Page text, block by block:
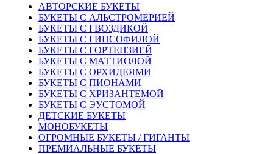
АВТОРСКИЕ БУКЕТЫ
БУКЕТЫ С АЛЬСТРОМЕРИЕЙ
БУКЕТЫ С ГВОЗДИКОЙ
БУКЕТЫ С ГИПСОФИЛОЙ
БУКЕТЫ С ГОРТЕНЗИЕЙ
БУКЕТЫ С МАТТИОЛОЙ
БУКЕТЫ С ОРХИДЕЯМИ
БУКЕТЫ С ПИОНАМИ
БУКЕТЫ С ХРИЗАНТЕМОЙ
БУКЕТЫ С ЭУСТОМОЙ
ДЕТСКИЕ БУКЕТЫ
МОНОБУКЕТЫ
ОГРОМНЫЕ БУКЕТЫ / ГИГАНТЫ
ПРЕМИАЛЬНЫЕ БУКЕТЫ